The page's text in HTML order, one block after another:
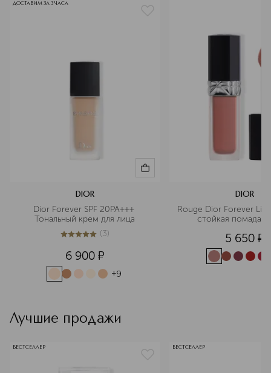
ДОСТАВИМ ЗА 3 ЧАСА
DIOR
Dior Forever SPF 20PA+++
Тональный крем для лица
5из 53 (3)
6 900 ¤
+9
DIOR
Rouge Dior Forever
стойкая помада
5 650 ¤
Лучшие продажи
БЕСТСЕЛЛЕР БЕСТСЕЛЛЕР